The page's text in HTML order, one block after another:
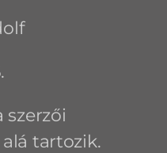
szerzői
tartozik.